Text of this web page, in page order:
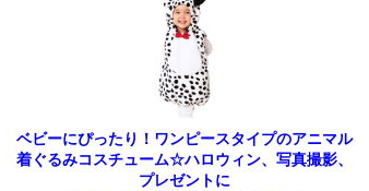
ベビーにぴったり！ワンピースタイプのアニマル
着ぐるみコスチューム☆ハロウィン、写真撮影、
プレゼントに